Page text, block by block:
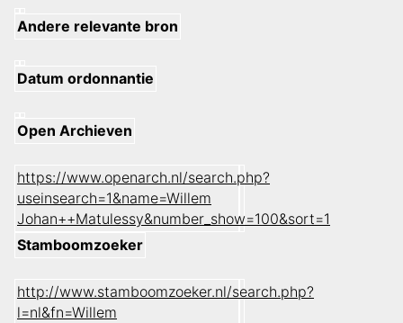
Andere relevante bron
Datum ordonnantie
Open Archieven
https://www.openarch.nl/search.php?
useinsearch=1&name=Willem
Johan++Matulessy&number_show=100&sort=1
Stamboomzoeker
http://www.stamboomzoeker.nl/search.php?
l=nl&fn=Willem